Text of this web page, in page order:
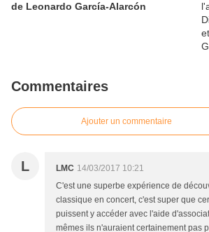
de Leonardo García-Alarcón
Commentaires
Ajouter un commentaire
L LMC 14/03/2017 10:21
C'est une superbe expérience de
classique en concert, c'est super que
puissent y accéder avec l'aide
mêmes ils n'auraient certainement pas